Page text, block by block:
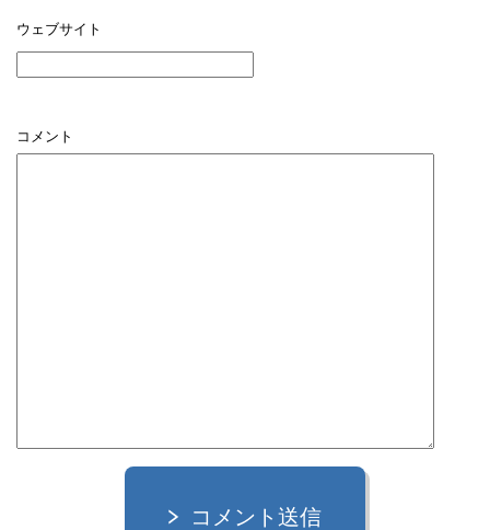
ウェブサイト
コメント
コメント送信